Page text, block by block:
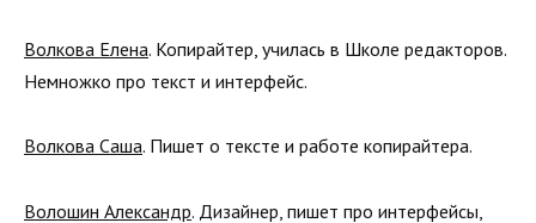
Волкова Елена. Копирайтер, училась в Школе редакторов.
Немножко про текст и интерфейс.
Волкова Саша. Пишет о тексте и работе копирайтера.
Волошин Александр. Дизайнер, пишет про интерфейсы,